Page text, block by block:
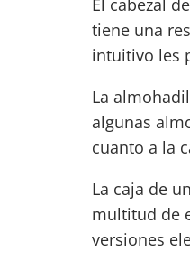
El cabezal
tiene una
intuitivo les
La
algunas
cuanto a la
La caja de
multitud de
versiones